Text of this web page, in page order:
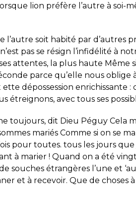
lion préfère l’autre à soi-
l’autre soit habité par d’autres
pas se résign l’infidélité à
attentes, la plus haute Même
parce qu’elle nous oblige
dépossession enrichissante
étreignons, avec tous ses
toujours, dit Dieu Péguy Cela
mariés Comme si on se
pour toutes. tous les jours
à marier ! Quand on a été
souches étrangères l’une et
et à recevoir. Que de choses